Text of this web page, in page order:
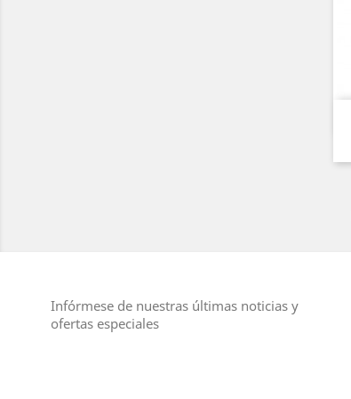
Infórmese de nuestras últimas noticias y
ofertas especiales